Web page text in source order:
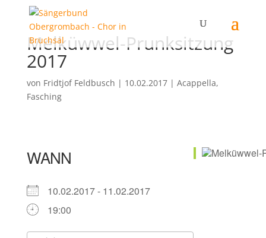
Melküwwel-Prunksitzung
2017
von Fridtjof Feldbusch | 10.02.2017| Acappella,
Fasching
WANN
10.02.2017 - 11.02.2017
19:00